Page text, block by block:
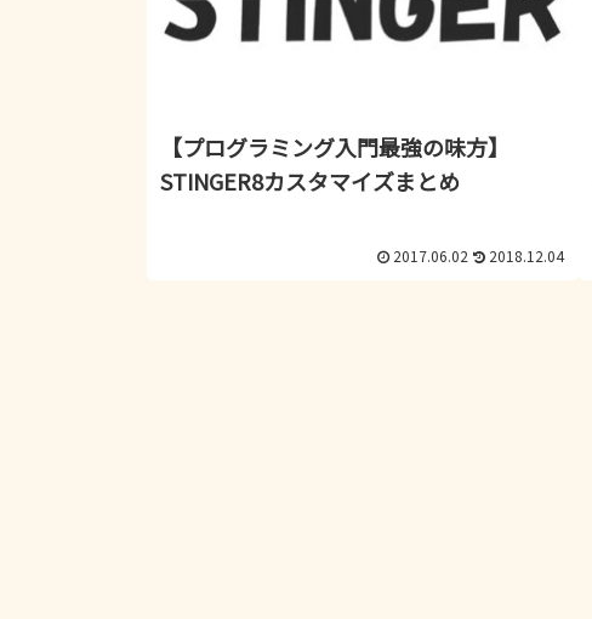
【プログラミング入門最強の味方】
STINGER8カスタマイズまとめ
2017.06.02 2018.12.04